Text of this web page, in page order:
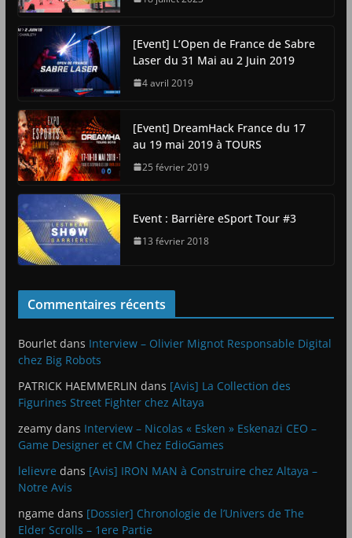
[Event] L’Open de France de Sabre
Laser du 31 Mai au 2 Juin 2019
4 avril 2019
[Event] DreamHack France du 17
au 19 mai 2019 à TOURS
25 février 2019
Event : Barrière eSport Tour #3
13 février 2018
Commentaires récents
Bourletdans Interview – Olivier Mignot Responsable Digital
chez Big Robots
PATRICK HAEMMERLIN dans [Avis] La Collection des
Figurines Street Fighter chez Altaya
zeamydans Interview – Nicolas « Esken » Eskenazi CEO –
Game Designer et CM Chez EdioGames
lelievre dans [Avis] IRON MAN à Construire chez Altaya –
Notre Avis
ngame dans [Dossier] Chronologie de l’Univers de The
Elder Scrolls – 1ere Partie